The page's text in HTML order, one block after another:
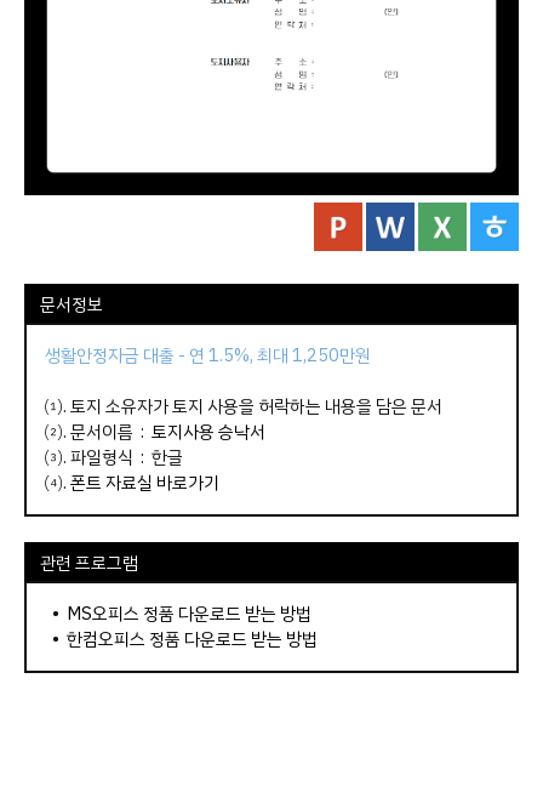
문서정보
생활안정자금 대출 - 연 1.5%, 최대 1,250만원
⑴. 토지 소유자가 토지 사용을 허락하는 내용을 담은 문서
⑵. 문서이름 : 토지사용 승낙서
⑶. 파일형식 : 한글
⑷.폰트 자료실 바로가기
관련 프로그램
• MS오피스 정품 다운로드 받는 방법
• 한컴오피스 정품 다운로드 받는 방법